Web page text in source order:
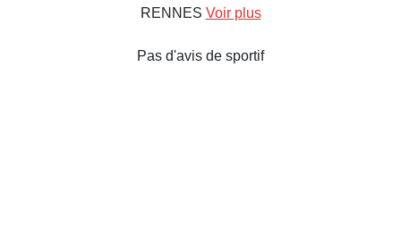
RENNES Voir plus
Pas d'avis de sportif